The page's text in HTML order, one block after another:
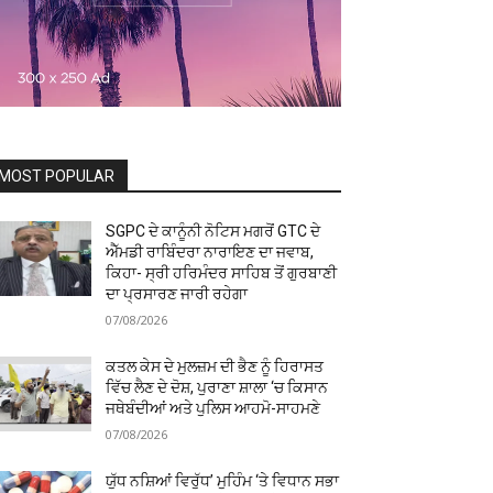
POPULAR
SGPC ਦੇ ਕਾਨੂੰਨੀ ਨੋਟਿਸ ਮਗਰੋਂ GTC ਦੇ
ਐੱਮਡੀ ਰਾਬਿੰਦਰਾ ਨਾਰਾਇਣ ਦਾ ਜਵਾਬ,
ਕਿਹਾ- ਸ੍ਰੀ ਹਰਿਮੰਦਰ ਸਾਹਿਬ ਤੋਂ ਗੁਰਬਾਣੀ
ਦਾ ਪ੍ਰਸਾਰਣ ਜਾਰੀ ਰਹੇਗਾ
07/08/2026
ਕਤਲ ਕੇਸ ਦੇ ਮੁਲਜ਼ਮ ਦੀ ਭੈਣ ਨੂੰ ਹਿਰਾਸਤ
ਵਿੱਚ ਲੈਣ ਦੇ ਦੋਸ਼, ਪੁਰਾਣਾ ਸ਼ਾਲਾ ‘ਚ ਕਿਸਾਨ
ਜਥੇਬੰਦੀਆਂ ਅਤੇ ਪੁਲਿਸ ਆਹਮੋ-ਸਾਹਮਣੇ
07/08/2026
ਯੁੱਧ ਨਸ਼ਿਆਂ ਵਿਰੁੱਧ’ ਮੁਹਿੰਮ ‘ਤੇ ਵਿਧਾਨ ਸਭਾ